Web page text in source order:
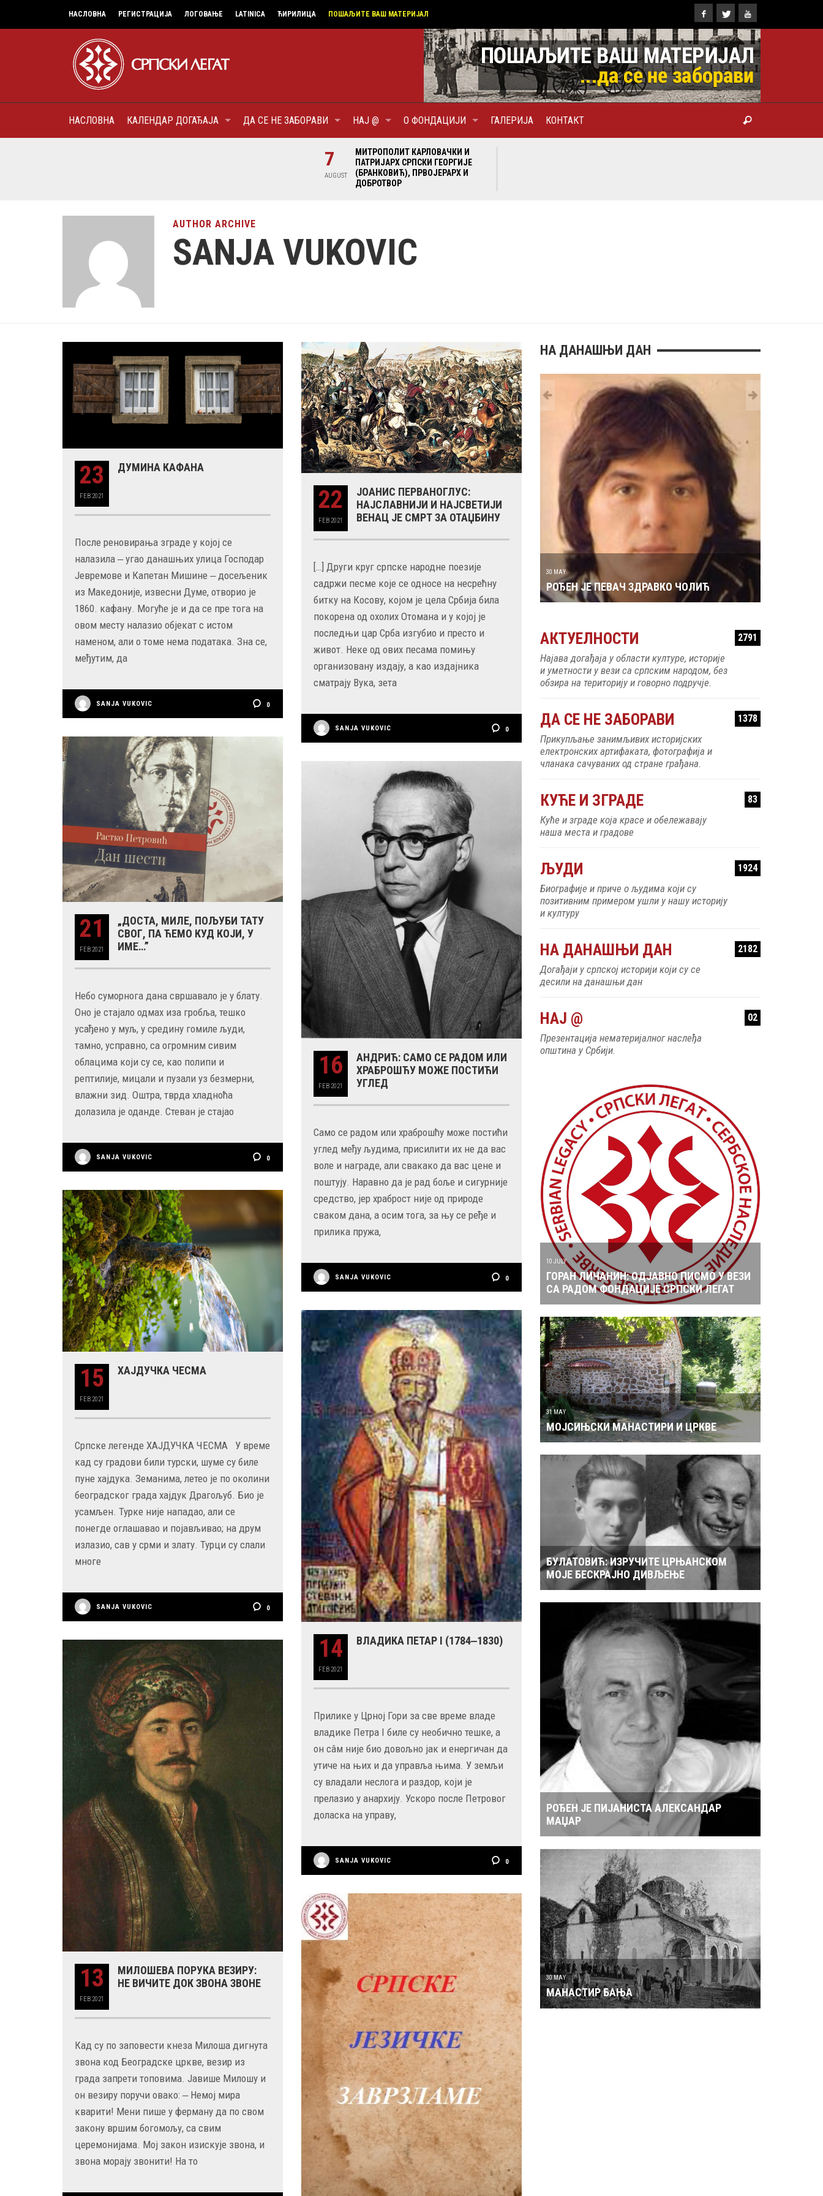
НАСЛОВНА РЕГИСТРАЦИЈА ЛОГОВАЊЕ LATINICA ЋИРИЛИЦА ПОШАЉИТЕ ВАШ МАТЕРИЈАЛ
НАСЛОВНА КАЛЕНДАР ДОГАЂАЈА ДА СЕ НЕ ЗАБОРАВИ НАЈ @ О ФОНДАЦИЈИ ГАЛЕРИЈА КОНТАКТ
7
AUGUST
МИТРОПОЛИТ КАРЛОВАЧКИ И
ПАТРИЈАРХ СРПСКИ ГЕОРГИЈЕ
(БРАНКОВИЋ), ПРВОЈЕРАРХ И
ДОБРОТВОР
AUTHOR ARCHIVE
SANJA VUKOVIC
23
FEB 2021
ДУМИНА КАФАНА
После реновирања зграде у којој се
налазила ‒ угао данашњих улица Господар
Јевремове и Капетан Мишине ‒ досељеник
из Македоније, извесни Думе, отворио је
1860. кафану. Могуће је и да се пре тога на
овом месту налазио објекат с истом
наменом, али о томе нема података. Зна се,
међутим, да
SANJA VUKOVIC 0
22
FEB 2021
ЈОАНИС ПЕРВАНОГЛУС:
НАЈСЛАВНИЈИ И НАЈСВЕТИЈИ
ВЕНАЦ ЈЕ СМРТ ЗА ОТАЏБИНУ
[…] Други круг српске народне поезије
садржи песме које се односе на несрећну
битку на Косову, којом је цела Србија била
покорена од охолих Отомана и у којој је
последњи цар Срба изгубио и престо и
живот. Неке од ових песама помињу
организовану издају, а као издајника
сматрају Вука, зета
SANJA VUKOVIC 0
21
FEB 2021
„ДОСТА, МИЛЕ, ПОЉУБИ ТАТУ
СВОГ, ПА ЋЕМО КУД КОЈИ, У
ИМЕ…”
Небо суморнога дана свршавало је у блату.
Оно је стајало одмах иза гробља, тешко
усађено у муљ, у средину гомиле људи,
тамно, усправно, са огромним сивим
облацима који су се, као полипи и
рептилије, мицали и пузали уз безмерни,
влажни зид. Оштра, тврда хладноћа
долазила је оданде. Стеван је стајао
SANJA VUKOVIC 0
16
FEB 2021
АНДРИЋ: САМО СЕ РАДОМ ИЛИ
ХРАБРОШЋУ МОЖЕ ПОСТИЋИ
УГЛЕД
Само се радом или храброшћу може постићи
углед међу људима, присилити их не да вас
воле и награде, али свакако да вас цене и
поштују. Наравно да је рад боље и сигурније
средство, јер храброст није од природе
сваком дана, а осим тога, за њу се ређе и
прилика пружа,
SANJA VUKOVIC 0
15
FEB 2021
ХАЈДУЧКА ЧЕСМА
Српске легенде ХАЈДУЧКА ЧЕСМА У време
кад су градови били турски, шуме су биле
пуне хајдука. Земанима, летео је по околини
београдског града хајдук Драгољуб. Био је
усамљен. Турке није нападао, али се
понегде оглашавао и појављивао; на друм
излазио, сав у срми и злату. Турци су слали
многе
SANJA VUKOVIC 0
14
FEB 2021
ВЛАДИКА ПЕТАР I (1784‒1830)
Прилике у Црној Гори за све време владе
владике Петра I биле су необично тешке, а
он сâм није био довољно јак и енергичан да
утиче на њих и да управља њима. У земљи
су владали неслога и раздор, који је
прелазио у анархију. Ускоро после Петровог
доласка на управу,
SANJA VUKOVIC 0
13
FEB 2021
МИЛОШЕВА ПОРУКА ВЕЗИРУ:
НЕ ВИЧИТЕ ДОК ЗВОНА ЗВОНЕ
Кад су по заповести кнеза Милоша дигнута
звона код Београдске цркве, везир из
града запрети топовима. Јавише Милошу и
он везиру поручи овако: ‒ Немој мира
кварити! Мени пише у ферману да по свом
закону вршим богомољу, са свим
церемонијама. Мој закон изискује звона, и
звона морају звонити! На то
НА ДАНАШЊИ ДАН
РОЂЕН ЈЕ ГЛУМАЦ МИЛУТИН МИЋА ТАТИЋ
31 MAY
РОЂЕН ЈЕ ПИЈАНИСТА АЛЕКСАНДАР
МАЏАР
30 MAY
РОЂЕН ЈЕ ПЕВАЧ ЗДРАВКО ЧОЛИЋ
АКТУЕЛНОСТИ 2791
Најава догађаја у области културе, историје
и уметности у вези са српским народом, без
обзира на територију и говорно подручје.
ДА СЕ НЕ ЗАБОРАВИ 1378
Прикупљање занимљивих историјских
електронских артифаката, фотографија и
чланака сачуваних од стране грађана.
КУЋЕ И ЗГРАДЕ 83
Куће и зграде која красе и обележавају
наша места и градове
ЉУДИ 1924
Биографије и приче о људима који су
позитивним примером ушли у нашу историју
и културу
НА ДАНАШЊИ ДАН 2182
Догађаји у српској историји који су се
десили на данашњи дан
НАЈ @ 02
Презентација нематеријалног наслеђа
општина у Србији.
10 JULY
ГОРАН ЛИЧАНИН: ОДЈАВНО ПИСМО У ВЕЗИ
СА РАДОМ ФОНДАЦИЈЕ СРПСКИ ЛЕГАТ
31 MAY
МОЈСИЊСКИ МАНАСТИРИ И ЦРКВЕ
БУЛАТОВИЋ: ИЗРУЧИТЕ ЦРЊАНСКОМ
МОЈЕ БЕСКРАЈНО ДИВЉЕЊЕ
РОЂЕН ЈЕ ПИЈАНИСТА АЛЕКСАНДАР
МАЏАР
30 MAY
МАНАСТИР БАЊА